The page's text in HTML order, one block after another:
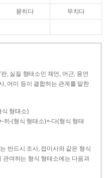
묻히다 무치다
, 실질 형태소인 체언, 어근, 용언
, 어미 등이 결합하는 관계를 말한
식 형태소)
히­-(형식 형태소)+-다(형식 형태
반드시 조사, 접미사와 같은 형식
관여하는 형식 형태소에는 다음과